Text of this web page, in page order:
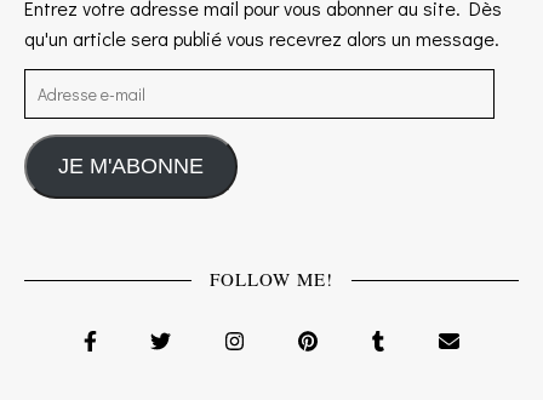
Entrez votre adresse mail pour vous abonner au site. Dès
qu'un article sera publié vous recevrez alors un message.
Adresse e-mail
JE M'ABONNE
FOLLOW ME!